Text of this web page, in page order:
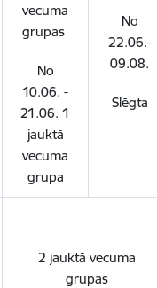
vecuma
grupas
No
10.06. -
21.06. 1
jauktā
vecuma
grupa
No
22.06.-
09.08.
Slēgta
2 jauktā vecuma
grupas